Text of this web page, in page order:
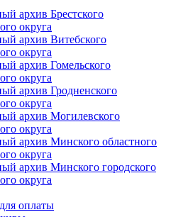
архив Брестского
округа
архив Витебского
округа
архив Гомельского
округа
архив Гродненского
округа
архив Могилевского
округа
архив Минского областного
округа
архив Минского городского
округа
оплаты